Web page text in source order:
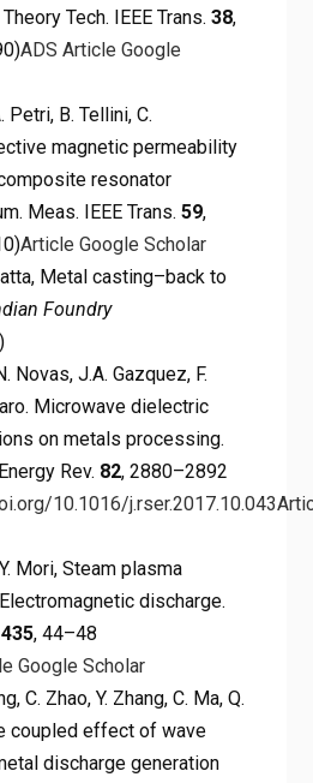
Tech. IEEE Trans. 38,
ADS Article Google
Petri, B. Tellini, C.
magnetic permeability
resonator
Meas. IEEE Trans. 59,
Article Google Scholar
Metal casting–back to
Foundry
Novas, J.A. Gazquez, F.
Microwave dielectric
on metals processing.
Rev. 82, 2880–2892
10.1016/j.rser.2017.10.043
Mori, Steam plasma
discharge.
435, 44–48
Google Scholar
C. Zhao, Y. Zhang, C. Ma, Q.
coupled effect of wave
discharge generation